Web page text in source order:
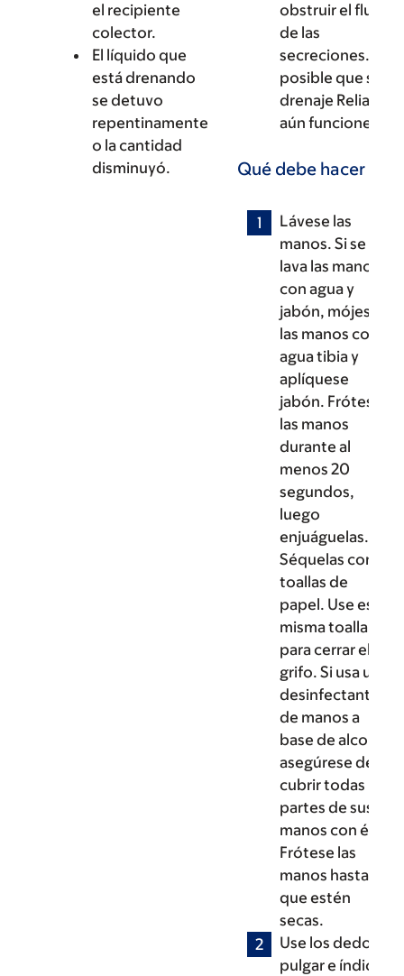
el recipiente
colector.
El líquido que
está drenando
se detuvo
repentinamente
o la cantidad
disminuyó.
obstruir el flujo
de las
secreciones. Es
posible que su
drenaje ReliaVac
aún funcione.
Qué debe hacer
Lávese las
manos. Si se
lava las manos
con agua y
jabón, mójese
las manos con
agua tibia y
aplíquese
jabón. Frótese
las manos
durante al
menos 20
segundos,
luego
enjuáguelas.
Séquelas con
toallas de
papel. Use esa
misma toalla
para cerrar el
grifo. Si usa un
desinfectante
de manos a
base de alcohol,
asegúrese de
cubrir todas las
partes de sus
manos con él.
Frótese las
manos hasta
que estén
secas.
Use los dedos
pulgar e índice